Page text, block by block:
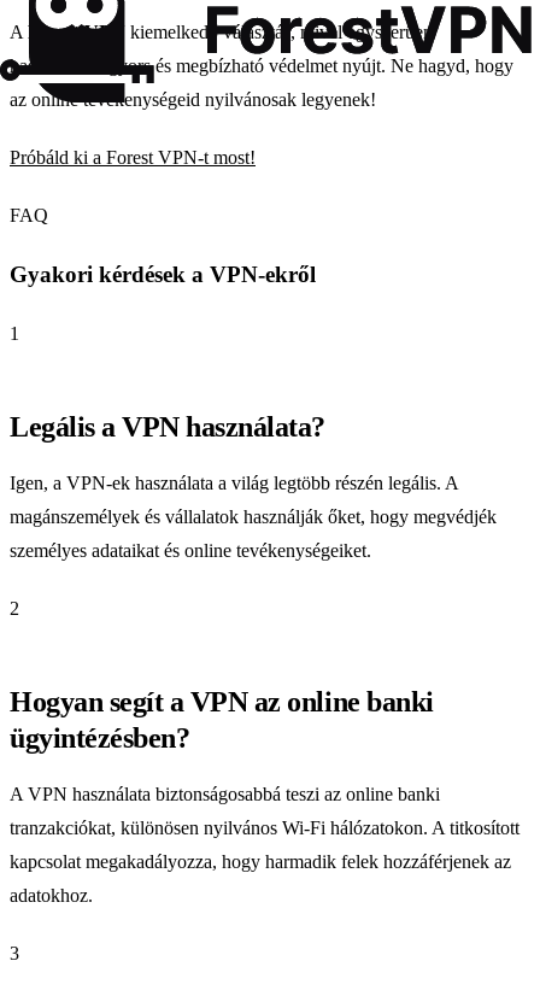
AForest VPN kiemelkedő választás, mivel egyszerűen
használható, gyors és megbízható védelmet nyújt. Ne hagyd, hogy
az online tevékenységeid nyilvánosak legyenek!
Próbáld ki a Forest VPN-t most!
FAQ
Gyakori kérdések a VPN-ekről
1
Legális a VPN használata?
Igen, a VPN-ek használata a világ legtöbb részén legális. A
magánszemélyek és vállalatok használják őket, hogy megvédjék
személyes adataikat és online tevékenységeiket.
2
Hogyan segít a VPN az online banki
ügyintézésben?
A VPN használata biztonságosabbá teszi az online banki
tranzakciókat, különösen nyilvános Wi-Fi hálózatokon. A titkosított
kapcsolat megakadályozza, hogy harmadik felek hozzáférjenek az
adatokhoz.
3